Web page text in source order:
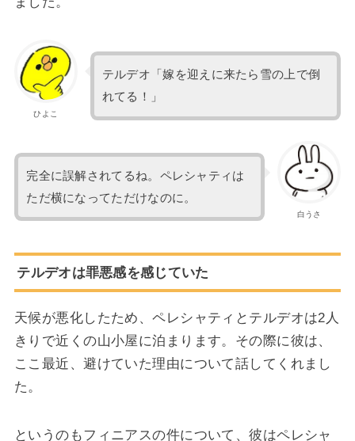
ひよこ
テルデオ「嫁を迎えに来たら雪の上で倒
れてる！」
白うさ
完全に誤解されてるね。ペレシャティは
ただ横になってただけなのに。
テルデオは罪悪感を感じていた
天候が悪化したため、ペレシャティとテルデオは2人
きりで近くの山小屋に泊まります。その際に彼は、
ここ最近、避けていた理由について話してくれまし
た。
というのもフィニアスの件について、彼はペレシャ